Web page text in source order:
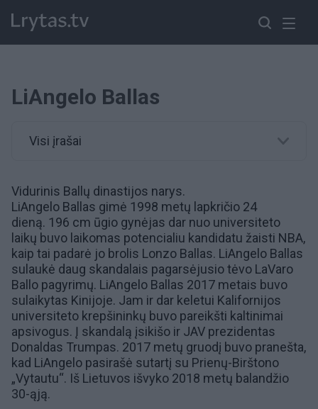
LiAngelo Ballas
Visi įrašai
Vidurinis Ballų dinastijos narys.
LiAngelo Ballas gimė 1998 metų lapkričio 24
dieną. 196 cm ūgio gynėjas dar nuo universiteto
laikų buvo laikomas potencialiu kandidatu žaisti NBA,
kaip tai padarė jo brolis Lonzo Ballas. LiAngelo Ballas
sulaukė daug skandalais pagarsėjusio tėvo LaVaro
Ballo pagyrimų. LiAngelo Ballas 2017 metais buvo
sulaikytas Kinijoje. Jam ir dar keletui Kalifornijos
universiteto krepšininkų buvo pareikšti kaltinimai
apsivogus. Į skandalą įsikišo ir JAV prezidentas
Donaldas Trumpas. 2017 metų gruodį buvo pranešta,
kad LiAngelo pasirašė sutartį su Prienų-Birštono
„Vytautu“. Iš Lietuvos išvyko 2018 metų balandžio
30-ąją.